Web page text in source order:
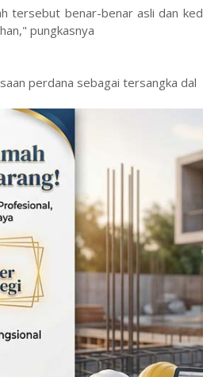
tersebut benar-benar asli dan
pungkasnya
perdana sebagai tersangka dal